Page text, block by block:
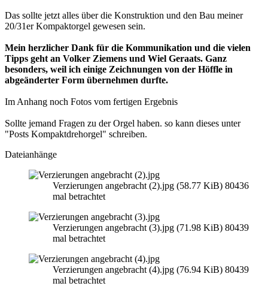
Das sollte jetzt alles über die Konstruktion und den Bau meiner
20/31er Kompaktorgel gewesen sein.
Mein herzlicher Dank für die Kommunikation und die vielen
Tipps geht an Volker Ziemens und Wiel Geraats. Ganz
besonders, weil ich einige Zeichnungen von der Höffle in
abgeänderter Form übernehmen durfte.
Im Anhang noch Fotos vom fertigen Ergebnis
Sollte jemand Fragen zu der Orgel haben. so kann dieses unter
"Posts Kompaktdrehorgel" schreiben.
Dateianhänge
Verzierungen angebracht (2).jpg (58.77 KiB) 80436
mal betrachtet
Verzierungen angebracht (3).jpg (71.98 KiB) 80439
mal betrachtet
Verzierungen angebracht (4).jpg (76.94 KiB) 80439
mal betrachtet